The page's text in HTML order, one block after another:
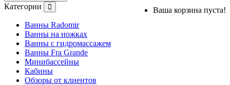
Ваша корзина пуста!
Категории
Ванны Radomir
Ванны на ножках
Ванны с гидромассажем
Ванны Fra Grande
Минибассейны
Кабины
Обзоры от клиентов